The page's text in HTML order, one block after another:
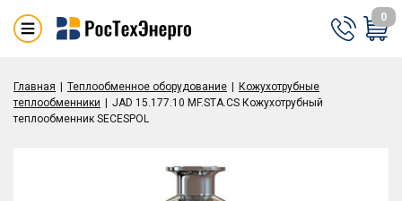
0
Главная Теплообменное оборудование
Кожухотрубные
теплообменники
JAD 15.177.10 MF.STA.CS Кожухотрубный
теплообменник SECESPOL